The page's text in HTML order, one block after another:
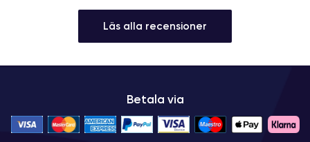
Läs alla recensioner
Betala via